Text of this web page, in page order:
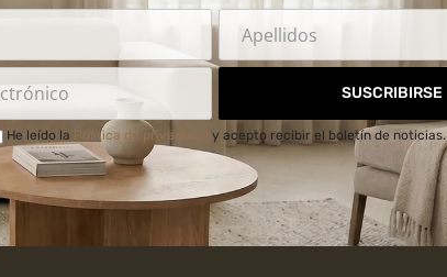
SUSCRIBIRSE
He leído la Política de privacidad y acepto recibir el boletín de noticias.